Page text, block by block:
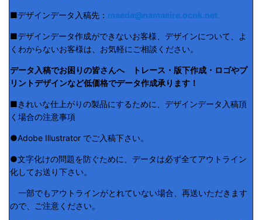
■デザインデータ入稿先： maeda@namaeire.ocnk.net
■デザインデータ作成ができないお客様、デザインについて、よ
くわからないお客様は、お気軽にご相談ください。
データ入稿でお困りの皆さんへ トレース・版下作成・ロゴやプ
リントデザインなど低価格でデータ作成承ります！
■きれいな仕上がりの製品にするために、デザインデータ入稿頂
く場合の注意事項
●Adobe Illustrator でご入稿下さい。
●文字化けの問題を防ぐために、データは必ず全てアウトライン
化してお送り下さい。
一部でもアウトラインがとれていない場合、再送いただきます
ので、ご注意ください。